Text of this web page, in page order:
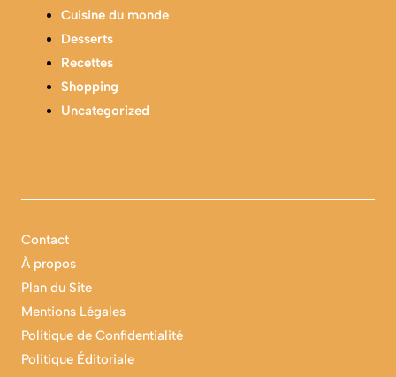
Cuisine du monde
Desserts
Recettes
Shopping
Uncategorized
Contact
À propos
Plan du Site
Mentions Légales
Politique de Confidentialité
Politique Éditoriale